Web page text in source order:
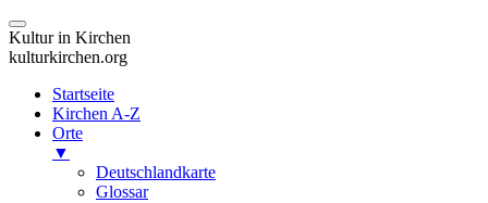
Kultur in Kirchen
kulturkirchen.org
Startseite
Kirchen A-Z
Orte
▼
Deutschlandkarte
Glossar